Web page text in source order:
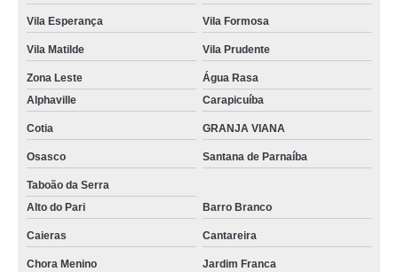
Vila Esperança Vila Formosa
Vila Matilde Vila Prudente
Zona Leste
Água Rasa
Alphaville
Carapicuíba
Cotia GRANJA VIANA
Osasco Santana de Parnaíba
Taboão da Serra
Alto do Pari
Barro Branco
Caieras Cantareira
Chora Menino Jardim Franca